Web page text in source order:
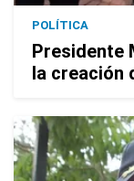
POLÍTICA
Presidente
la creación